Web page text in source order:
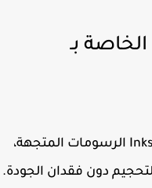
بـ
الرسومات المتجهة: يستخدم Inkscape الرسومات المتجهة،
دون فقدان الجودة.